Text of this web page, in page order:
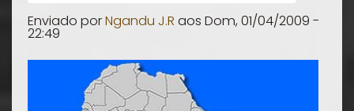
Enviado porNgandu J.R aos Dom, 01/04/2009 -
22:49